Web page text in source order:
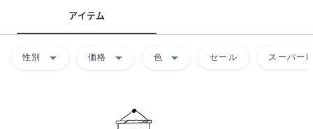
アイテム
性別 arrow_drop_down 価格 arrow_drop_down 色 arrow_drop_down セール スーパー